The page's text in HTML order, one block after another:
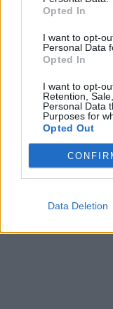
Opted In
I want to opt-
Personal Data
Opted In
I want to opt-
Retention,
Personal Data
Purposes for
Opted Out
Data Deletion